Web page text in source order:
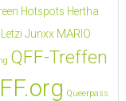
Hotspots Hertha
Letzi Junxx MARIO
QFF-Treffen
Queerpass